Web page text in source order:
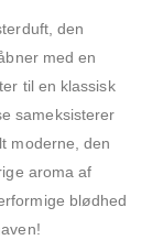
den
med en
til en klassisk
sameksisterer
moderne, den
aroma af
blødhed